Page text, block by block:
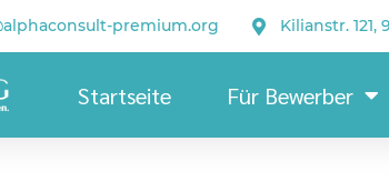
premium.org Kilianstr.
Startseite Für Bewerber